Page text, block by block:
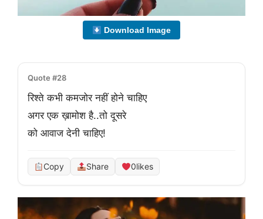
Download Image
Quote #28
रिश्ते कभी कमजोर नहीं होने चाहिए
अगर एक ख़ामोश है..तो दूसरे
को आवाज देनी चाहिए!
Copy Share 0likes